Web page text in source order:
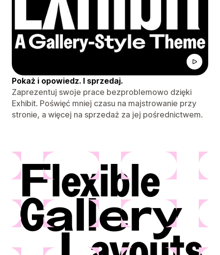
Pokaż i opowiedz. I sprzedaj.
Zaprezentuj swoje prace bezproblemowo dzięki
Exhibit. Poświęć mniej czasu na majstrowanie przy
stronie, a więcej na sprzedaż za jej pośrednictwem.